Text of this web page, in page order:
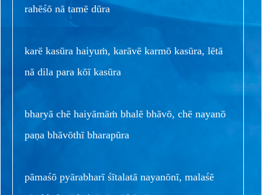
rahēśō nā tamē dūra
karē kasūra haiyuṁ, karāvē karmō kasūra, lētā
nā dila para kōī kasūra
bharyā chē haiyāmāṁ bhalē bhāvō, chē nayanō
paṇa bhāvōthī bharapūra
pāmaśō pyārabharī śītalatā nayanōnī, malaśē